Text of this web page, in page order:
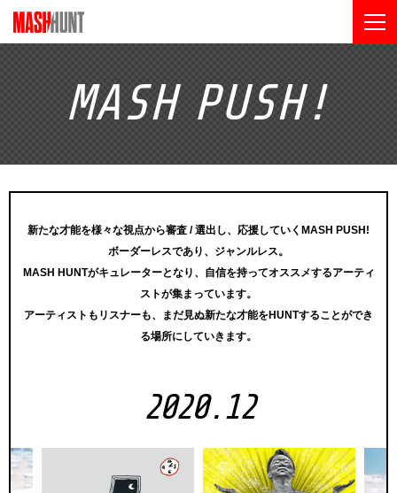
MASH PUSH!
新たな才能を様々な視点から審査 / 選出し、応援していくMASH PUSH!
ボーダーレスであり、ジャンルレス。
MASH HUNTがキュレーターとなり、自信を持ってオススメするアーティ
ストが集まっています。
アーティストもリスナーも、まだ見ぬ新たな才能をHUNTすることができ
る場所にしていきます。
2020.12